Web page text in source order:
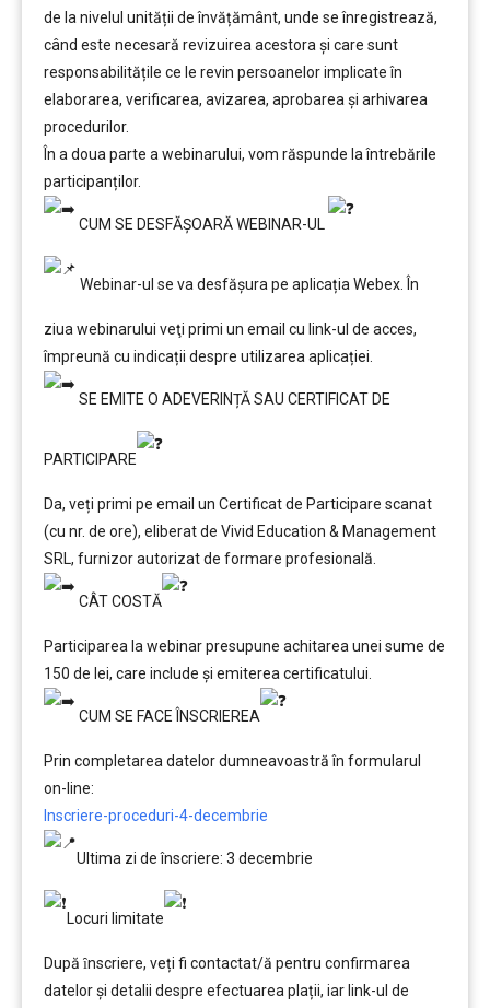
de la nivelul unității de învățământ, unde se înregistrează,
când este necesară revizuirea acestora și care sunt
responsabilitățile ce le revin persoanelor implicate în
elaborarea, verificarea, avizarea, aprobarea și arhivarea
procedurilor.
În a doua parte a webinarului, vom răspunde la întrebările
participanților.
CUM SE DESFĂȘOARĂ WEBINAR-UL
Webinar-ul se va desfășura pe aplicația Webex. În
ziua webinarului veţi primi un email cu link-ul de acces,
împreună cu indicații despre utilizarea aplicației.
SE EMITE O ADEVERINȚĂ SAU CERTIFICAT DE
PARTICIPARE
Da, veți primi pe email un Certificat de Participare scanat
(cu nr. de ore), eliberat de Vivid Education & Management
SRL, furnizor autorizat de formare profesională.
CÂT COSTĂ
Participarea la webinar presupune achitarea unei sume de
150 de lei, care include şi emiterea certificatului.
CUM SE FACE ÎNSCRIEREA
Prin completarea datelor dumneavoastră în formularul
on-line:
Inscriere-proceduri-4-decembrie
Ultima zi de înscriere: 3 decembrie
Locuri limitate
După ȋnscriere, veți fi contactat/ă pentru confirmarea
datelor şi detalii despre efectuarea plații, iar link-ul de